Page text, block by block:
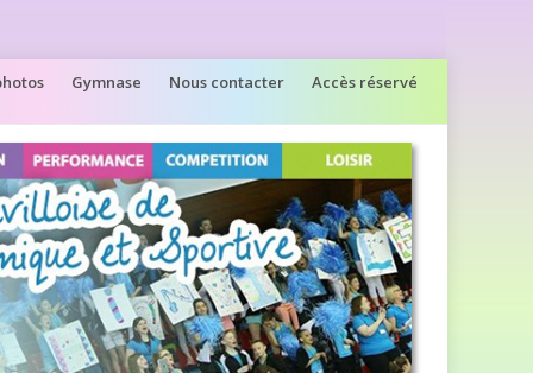
Gymnase Nous contacter Accès réservé